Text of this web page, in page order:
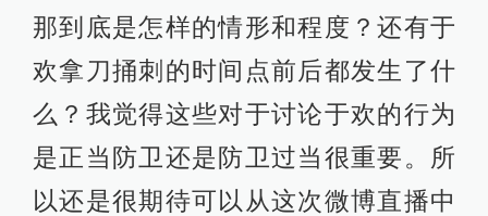
那到底是怎样的情形和程度？还有于
欢拿刀捅刺的时间点前后都发生了什
么？我觉得这些对于讨论于欢的行为
是正当防卫还是防卫过当很重要。所
以还是很期待可以从这次微博直播中